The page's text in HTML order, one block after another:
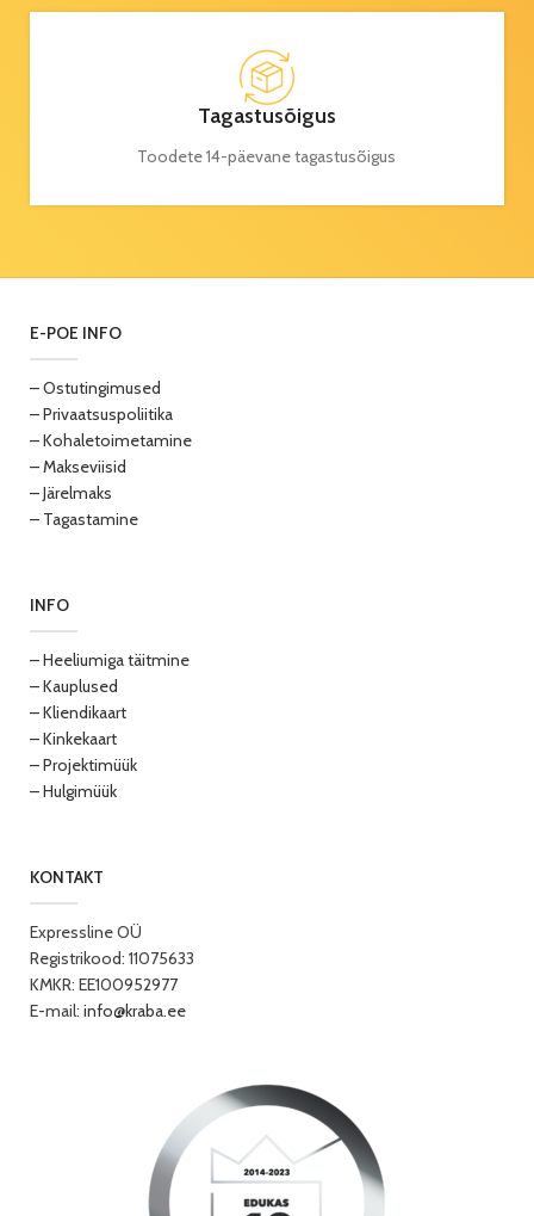
Tagastusõigus
Toodete 14-päevane tagastusõigus
E-POE INFO
– Ostutingimused
– Privaatsuspoliitika
– Kohaletoimetamine
– Makseviisid
– Järelmaks
– Tagastamine
INFO
– Heeliumiga täitmine
– Kauplused
– Kliendikaart
– Kinkekaart
– Projektimüük
– Hulgimüük
KONTAKT
Expressline OÜ
Registrikood: 11075633
KMKR: EE100952977
E-mail: info@kraba.ee